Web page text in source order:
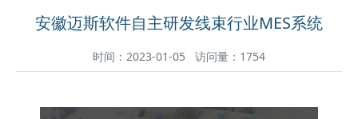
安徽迈斯软件自主研发线束行业MES系统
时间：2023-01-05 访问量：1754